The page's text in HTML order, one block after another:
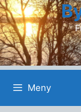
Hopp
til
innhold
Meny